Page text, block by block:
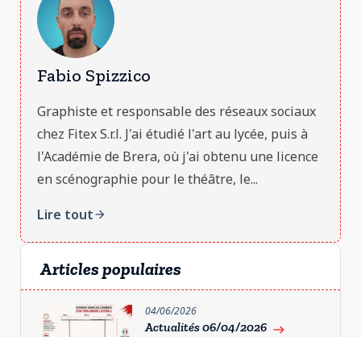
Fabio Spizzico
Graphiste et responsable des réseaux sociaux
chez Fitex S.r.l. J'ai étudié l'art au lycée, puis à
l'Académie de Brera, où j'ai obtenu une licence
en scénographie pour le théâtre, le...
Lire toutarrow_forward
Articles populaires
04/06/2026
Actualités 06/04/2026 east